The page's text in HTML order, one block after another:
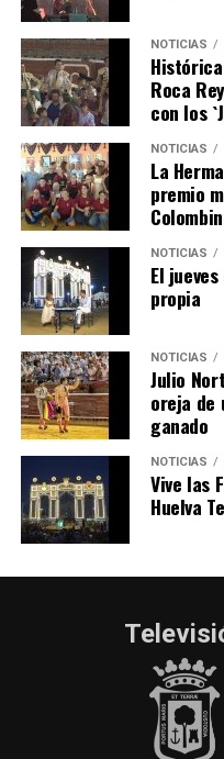
QUINTA CORRIDA DE
2026
hace 3 días· Huelvatv
NOTICIAS
Roca
con los
NOTICIAS
La
premio
NOTICIAS
El
propia
NOTICIAS
Julio
oreja de
ganado
NOTICIAS
Vive las
Huelva